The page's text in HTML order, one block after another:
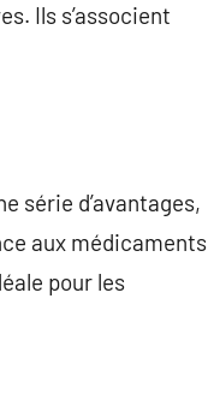
Ils s’associent
série d’avantages,
aux médicaments
pour les